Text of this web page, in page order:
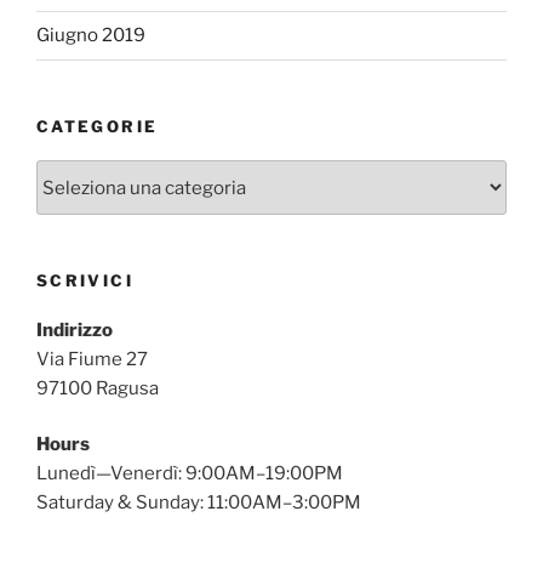
Giugno 2019
CATEGORIE
SCRIVICI
Indirizzo
Via Fiume 27
97100 Ragusa
Hours
Lunedì—Venerdì: 9:00AM–19:00PM
Saturday & Sunday: 11:00AM–3:00PM